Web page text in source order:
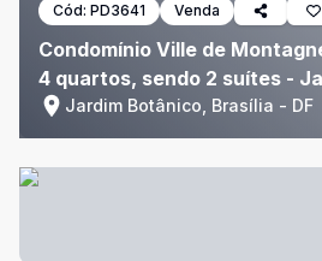
Cód: PD3641 Venda
Condomínio Ville de
4 quartos, sendo 2 suítes -
Jardim Botânico, Brasília - DF